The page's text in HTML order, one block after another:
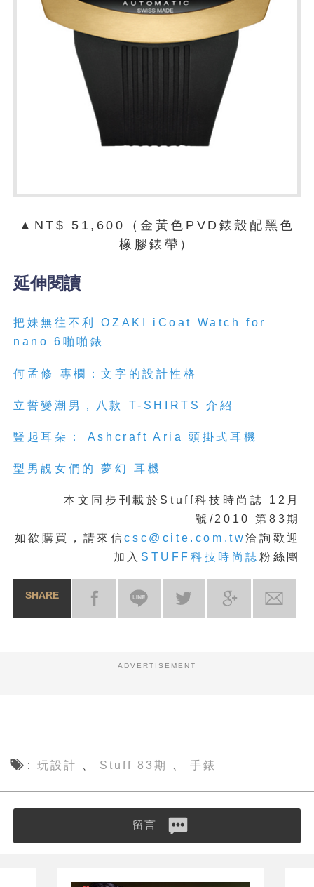
▲NT$ 51,600（金黃色PVD錶殼配黑色
橡膠錶帶）
延伸閱讀
把妹無往不利 OZAKI iCoat Watch for
nano 6啪啪錶
何孟修 專欄：文字的設計性格
立誓變潮男，八款 T-SHIRTS 介紹
豎起耳朵： Ashcraft Aria 頭掛式耳機
型男靚女們的 夢幻 耳機
本文同步刊載於 Stuff科技時尚誌 12月
號/2010 第83期
如欲購買，請來信csc@cite.com.tw洽詢歡迎
加入 STUFF科技時尚誌 粉絲團
SHARE
ADVERTISEMENT
玩設計 Stuff 83期 手錶
留言